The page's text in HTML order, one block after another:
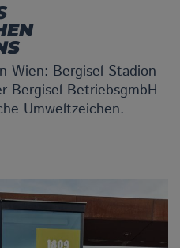
Wien: Bergisel Stadion
Bergisel BetriebsgmbH
Umweltzeichen.